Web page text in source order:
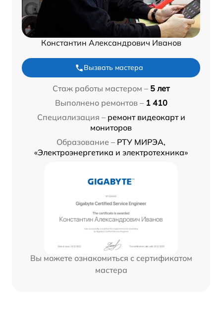
Константин Александрович Иванов
Вызвать мастера
Стаж работы мастером – 5 лет
Выполнено ремонтов – 1 410
Специализация – ремонт видеокарт и
мониторов
Образование – РТУ МИРЭА,
«Электроэнергетика и электротехника»
Вы можете ознакомиться с сертификатом
мастера